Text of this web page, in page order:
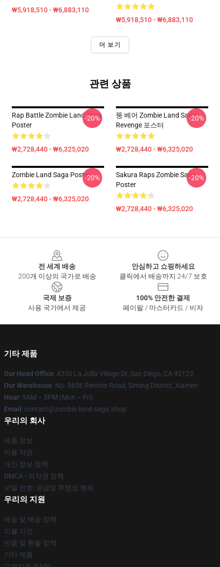
₩5,918,510 - ₩6,883,110
₩5,918,510 - ₩6,883,110
더 보기
관련 상품
Rap Battle Zombie Land Saga
Poster
₩2,728,440 - ₩6,325,020
-20%
뚱 베어 Zombie Land Saga
Revenge 포스터
₩2,728,440 - ₩6,325,020
-20%
Zombie Land Saga Poster
₩2,728,440 - ₩6,325,020
-20%
Sakura Raps Zombie Saga
Poster
₩2,728,440 - ₩6,325,020
-20%
전 세계 배송
200개 이상의 국가로 배송
안심하고 쇼핑하세요
클릭에서 배송까지 24/7 보호
국제 보증
사용 국가에서 제공
100% 안전한 결제
페이팔 / 마스터카드 / 비자
기타 제품
Our Head Office: 4350 La Jolla Village Dr, San Diego, CA 92122
Our Warehouse: No. 5656 Renmin Road, Siming District, Xiamen
Hour: 9AM – 5PM (Mon – Fri)
Email : contact@zombie-land-saga.shop
우리의 회사
제품 정보
이용 약관
개인 정보 정책
DMCA - 저작권 정책
모델 번호: 공급망 투명성 행위
우리의 지원
배송 및 배송 정책
지불 기간
반품 및 환불 정책
기타 제품